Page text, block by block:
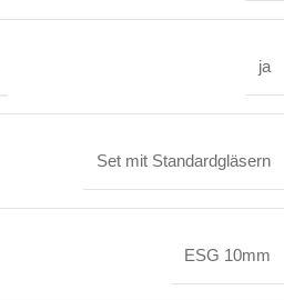
ja
Set mit Standardgläsern
ESG 10mm